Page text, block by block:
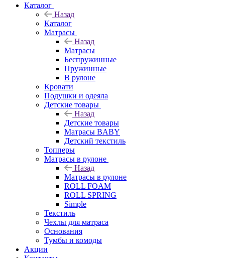
Каталог
Назад
Каталог
Матрасы
Назад
Матрасы
Беспружинные
Пружинные
В рулоне
Кровати
Подушки и одеяла
Детские товары
Назад
Детские товары
Матрасы BABY
Детский текстиль
Топперы
Матрасы в рулоне
Назад
Матрасы в рулоне
ROLL FOAM
ROLL SPRING
Simple
Текстиль
Чехлы для матраса
Основания
Тумбы и комоды
Акции